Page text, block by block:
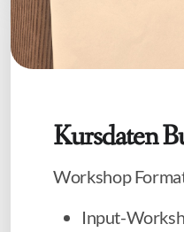
Kursdaten
Workshop
Input-